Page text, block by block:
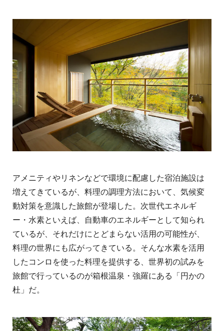
アメニティやリネンなどで環境に配慮した宿泊施設は
増えてきているが、料理の調理方法において、気候変
動対策を意識した旅館が登場した。次世代エネルギ
ー・水素といえば、自動車のエネルギーとして知られ
ているが、それだけにとどまらない活用の可能性が、
料理の世界にも広がってきている。そんな水素を活用
したコンロを使った料理を提供する、世界初の試みを
旅館で行っているのが箱根温泉・強羅にある「円かの
杜」だ。